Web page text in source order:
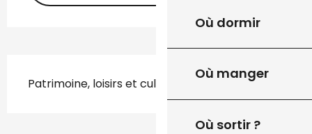
Où dormir
Où manger
Où sortir ?
Patrimoine, loisirs et culture